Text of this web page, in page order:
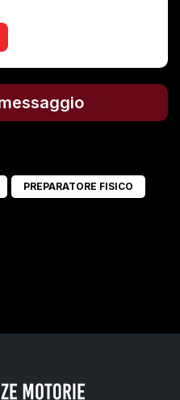
PREPARATORE FISICO